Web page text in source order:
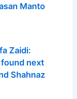
Manto
Zaidi:
next
Shahnaz